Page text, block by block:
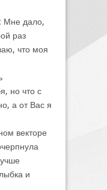
: Мне дало,
раз
что моя
но что с
а от Вас я
векторе
и